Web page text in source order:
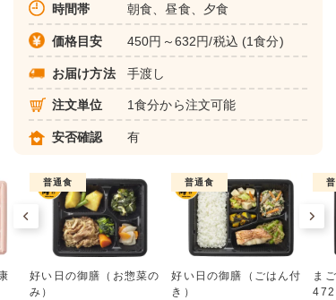
時間帯 朝食、昼食、夕食
価格目安 450円～632円/税込 (1食分)
お届け方法 手渡し
注文単位 1食分から注文可能
安否確認 有
普通食
好い日の御膳（お惣菜の
み）
普通食
好い日の御膳（ごはん付
き）
ま